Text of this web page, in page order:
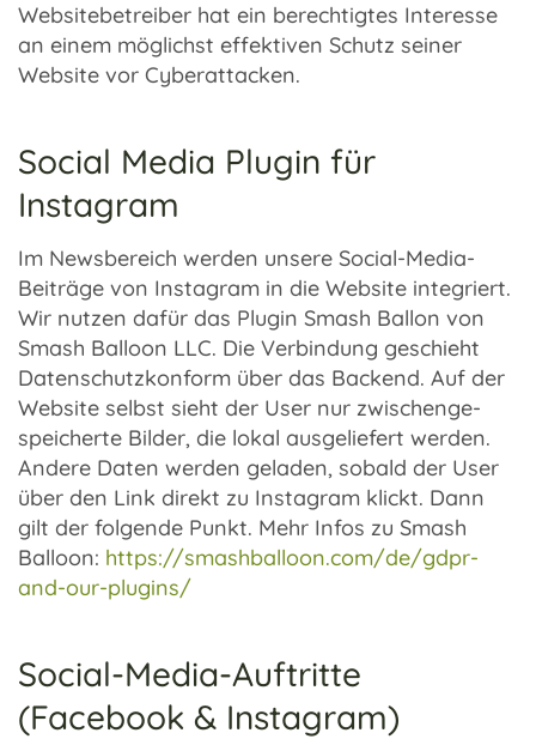
Website­be­trei­ber hat ein berech­tig­tes Inter­esse
an einem möglichst effek­ti­ven Schutz seiner
Website vor Cyber­at­ta­cken.
Social Media Plugin für
Instagram
Im News­be­reich werden unsere Social-Media-
Beiträge von Insta­gram in die Website inte­griert.
Wir nutzen dafür das Plugin Smash Ballon von
Smash Balloon LLC. Die Verbin­dung geschieht
Daten­schutz­kon­form über das Backend. Auf der
Website selbst sieht der User nur zwischen­ge­
spei­cherte Bilder, die lokal ausge­lie­fert werden.
Andere Daten werden gela­den, sobald der User
über den Link direkt zu Insta­gram klickt. Dann
gilt der folgende Punkt. Mehr Infos zu Smash
Balloon: https://smashballoon.com/de/gdpr-
and-our-plugins/
Social-Media-Auftritte
(Facebook & Instagram)